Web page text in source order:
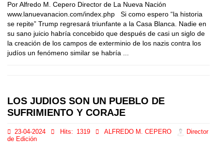
Por Alfredo M. Cepero Director de La Nueva Nación
www.lanuevanacion.com/index.php Si como espero “la historia
se repite” Trump regresará triunfante a la Casa Blanca. Nadie en
su sano juicio habría concebido que después de casi un siglo de
la creación de los campos de exterminio de los nazis contra los
judíos un fenómeno similar se habría ...
LOS JUDIOS SON UN PUEBLO DE
SUFRIMIENTO Y CORAJE
23-04-2024 Hits: 1319 ALFREDO M. CEPERO
Director
de Edición